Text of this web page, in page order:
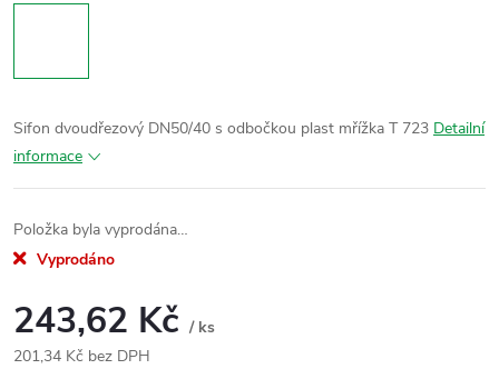
Sifon dvoudřezový DN50/40 s odbočkou plast mřížka T 723 Detailní
informace
Položka byla vyprodána…
Vyprodáno
243,62 Kč / ks
201,34 Kč bez DPH